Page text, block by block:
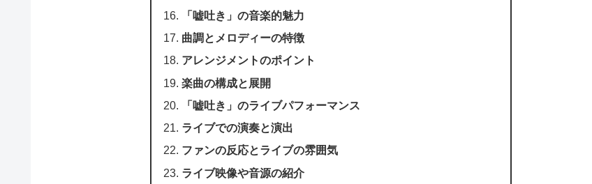
「嘘吐き」の音楽的魅力
曲調とメロディーの特徴
アレンジメントのポイント
楽曲の構成と展開
「嘘吐き」のライブパフォーマンス
ライブでの演奏と演出
ファンの反応とライブの雰囲気
ライブ映像や音源の紹介